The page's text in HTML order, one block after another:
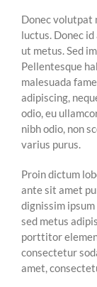
Donec volutpat
luctus. Donec
ut metus. Sed
Pellentesque
malesuada
adipiscing,
odio, eu
nibh odio, non
varius purus.
Proin dictum
ante sit amet
dignissim
sed metus
porttitor
consectetur
amet,